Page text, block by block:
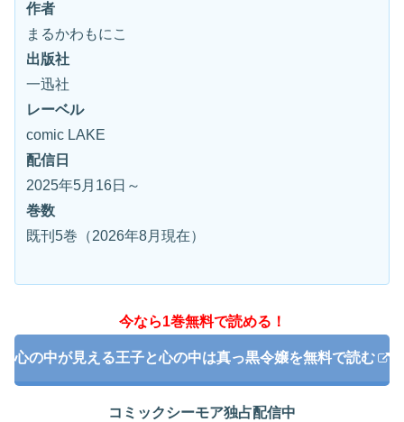
作者
まるかわもにこ
出版社
一迅社
レーベル
comic LAKE
配信日
2025年5月16日～
巻数
既刊5巻（2026年8月現在）
今なら1巻無料で読める！
心の中が見える王子と心の中は真っ黒令嬢を無料で読む
コミックシーモア独占配信中